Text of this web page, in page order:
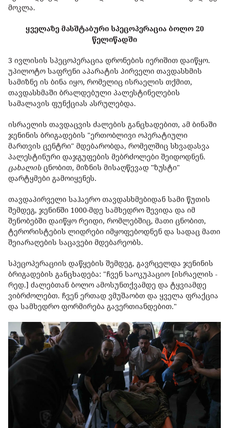
მოკლა.
ყველაზე მასშტაბური სპეცოპერაცია ბოლო 20
წელიწადში
3 ივლისის სპეცოპერაცია დრონების იერიშით დაიწყო.
უპილოტო საფრენი აპარატის პირველი თავდასხმის
სამიზნე ის ბინა იყო, რომელიც ისრაელის თქმით,
თავდასხმაში ბრალდებული პალესტინელების
სამალავის ფუნქციას ასრულებდა.
ისრაელის თავდაცვის ძალების განცხადებით, ამ ბინაში
ჯენინის ბრიგადების "ერთობლივი ოპერატიული
მართვის ცენტრი" მდებარობდა, რომელშიც სხვადასვა
პალესტინური დაჯგუფების მებრძოლები შეიდოდნენ.
ცახალის ცნობით, მიზნის მისაღწევად "ზუსტი"
დარტყმები გამოიყენეს.
თავდაპირველი საჰაერო თავდასხმებიდან სამი წუთის
შემდეგ, ჯენინში 1000-მდე სამხედრო შევიდა და იმ
შენობებში დაიწყო რეიდი, რომლებშიც, მათი ცნობით,
ტერორისტების ლიდრები იმყოფებოდნენ და სადაც მათი
შეიარაღების საცავები მდებარეობს.
სპეცოპერაციის დაწყების შემდეგ, გავრცელდა ჯენინის
ბრიგადების განცხადება: "ჩვენ საოკუპაციო [ისრაელის -
რედ.] ძალებთან ბოლო ამოსუნთქვამდე და ტყვიამდე
ვიბრძოლებთ. ჩვენ ერთად ვმუშაობთ და ყველა ფრაქცია
და სამხედრო ფორმირება გავერთიანდებით."